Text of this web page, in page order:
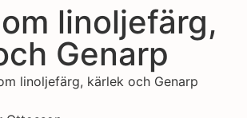
linoljefärg,
Genarp